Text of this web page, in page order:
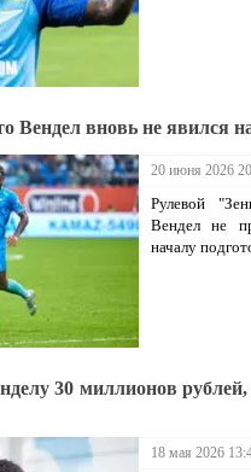
Вендел вновь не явился
20 июня 2026
Рулевой
Вендел не
началу
30 миллионов
18 мая 2026